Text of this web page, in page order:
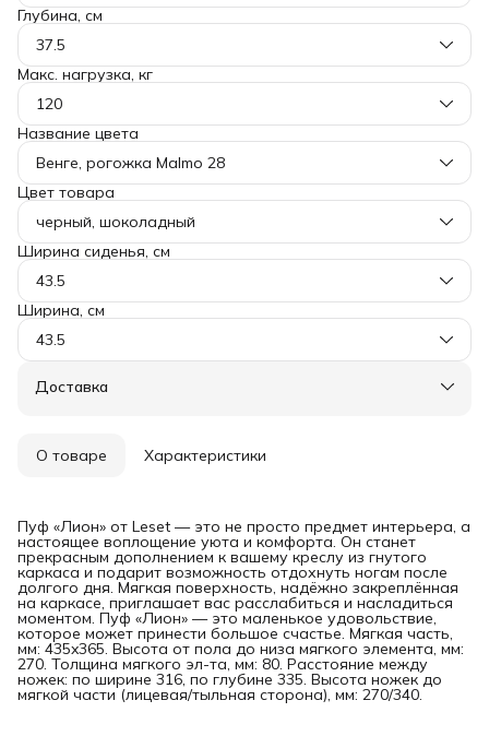
Глубина, см
37.5
Макс. нагрузка, кг
120
Название цвета
Венге, рогожка Malmo 28
Цвет товара
черный, шоколадный
Ширина сиденья, см
43.5
Ширина, см
43.5
Доставка
О товаре Характеристики
Пуф «Лион» от Leset — это не просто предмет интерьера, а
настоящее воплощение уюта и комфорта. Он станет
прекрасным дополнением к вашему креслу из гнутого
каркаса и подарит возможность отдохнуть ногам после
долгого дня. Мягкая поверхность, надёжно закреплённая
на каркасе, приглашает вас расслабиться и насладиться
моментом. Пуф «Лион» — это маленькое удовольствие,
которое может принести большое счастье. Мягкая часть,
мм: 435x365. Высота от пола до низа мягкого элемента, мм:
270. Толщина мягкого эл-та, мм: 80. Расстояние между
ножек: по ширине 316, по глубине 335. Высота ножек до
мягкой части (лицевая/тыльная сторона), мм: 270/340.